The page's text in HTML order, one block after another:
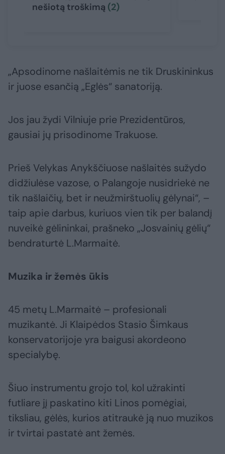
nešiotą troškimą (2)
„Apsodinome našlaitėmis ne tik Druskininkus
ir juose esančią „Eglės“ sanatoriją.
Jos jau žydi Vilniuje prie Prezidentūros,
gausiai jų prisodinome Trakuose.
Prieš Velykas Anykščiuose našlaitės sužydo
didžiulėse vazose, o Palangoje nusidriekė ne
tik našlaičių, bet ir neužmirštuolių gėlynai“, –
taip apie darbus, kuriuos vien tik per balandį
nuveikė gėlininkai, prašneko „Josvainių gėlių“
bendraturtė L.Marmaitė.
Muzika ir žemės ūkis
45 metų L.Marmaitė – profesionali
muzikantė. Ji Klaipėdos Stasio Šimkaus
konservatorijoje yra baigusi akordeono
specialybę.
Šiuo instrumentu grojo tol, kol užrakinti
futliare jį paskatino kiti Linos pomėgiai,
tiksliau, gėlės, kurios atitraukė ją nuo muzikos
ir tvirtai pastatė ant žemės.